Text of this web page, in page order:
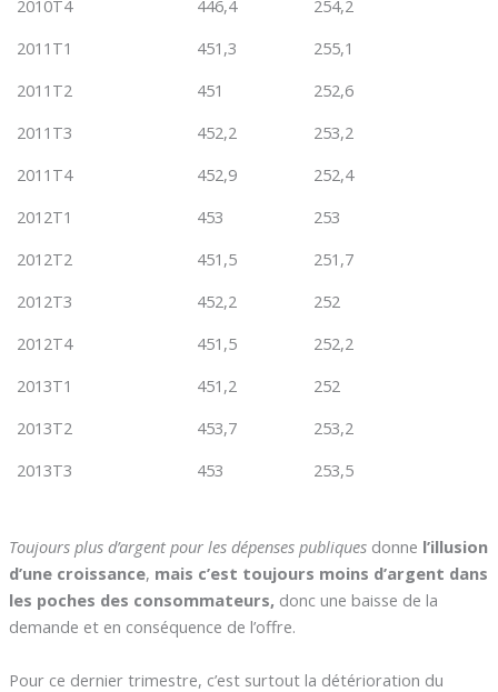
2010T4
446,4
254,2
2011T1
451,3
255,1
2011T2
451
252,6
2011T3
452,2
253,2
2011T4
452,9
252,4
2012T1
453
253
2012T2
451,5
251,7
2012T3
452,2
252
2012T4
451,5
252,2
2013T1
451,2
252
2013T2
453,7
253,2
2013T3
453 253,5
Toujours plus d’argent pour les dépenses publiques donne l’illusion
d’une croissance, mais c’est toujours moins d’argent dans
les poches des consommateurs, donc une baisse de la
demande et en conséquence de l’offre.
Pour ce dernier trimestre, c’est surtout la détérioration du